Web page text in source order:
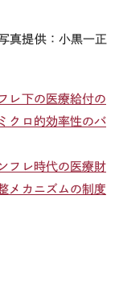
真提供：小黒一正
レ下の医療給付の
クロ的効率性のバ
フレ時代の医療財
メカニズムの制度